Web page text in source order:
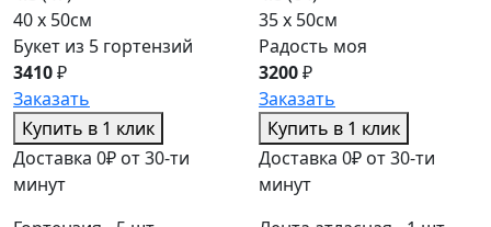
40 x 50см
Букет из 5 гортензий
3410₽
Заказать
Купить в 1 клик
Доставка 0₽ от 30-ти
минут
35 x 50см
Радость моя
3200₽
Заказать
Купить в 1 клик
Доставка 0₽ от 30-ти
минут